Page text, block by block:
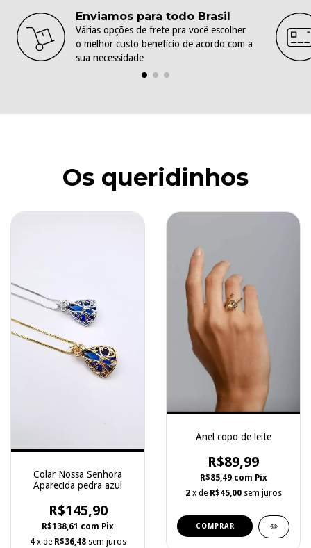
Enviamos para todo Brasil
Várias opções de frete pra você escolher
o melhor custo benefício de acordo com a
sua necessidade
Os queridinhos
Colar Nossa Senhora
Aparecida pedra azul
R$145,90
R$138,61 com Pix
4 x de R$36,48 sem juros
Anel copo de leite
R$89,99
R$85,49 com Pix
2 x de R$45,00 sem juros
COMPRAR